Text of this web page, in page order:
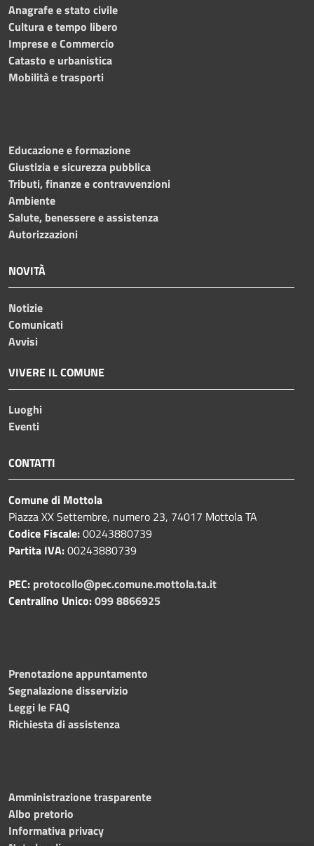
Anagrafe e stato civile
Cultura e tempo libero
Imprese e Commercio
Catasto e urbanistica
Mobilità e trasporti
Educazione e formazione
Giustizia e sicurezza pubblica
Tributi, finanze e contravvenzioni
Ambiente
Salute, benessere e assistenza
Autorizzazioni
NOVITÀ
Notizie
Comunicati
Avvisi
VIVERE IL COMUNE
Luoghi
Eventi
CONTATTI
Comune di Mottola
Piazza XX Settembre, numero 23, 74017 Mottola TA
Codice Fiscale:00243880739
Partita IVA:00243880739
PEC: protocollo@pec.comune.mottola.ta.it
Centralino Unico:099 8866925
Prenotazione appuntamento
Segnalazione disservizio
Leggi le FAQ
Richiesta di assistenza
Amministrazione trasparente
Albo pretorio
Informativa privacy